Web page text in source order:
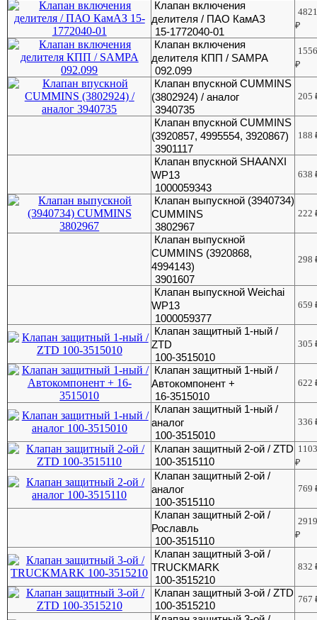
Клапан включения
делителя / ПАО КамАЗ
15-1772040-01
₽
Клапан включения
делителя КПП / SAMPA
092.099
₽
Клапан впускной CUMMINS
(3802924) / аналог
3940735
205
Клапан впускной CUMMINS
(3920857, 4995554, 3920867)
3901117
188
Клапан впускной SHAANXI
WP13
1000059343
638
Клапан выпускной (3940734)
CUMMINS
3802967
222
Клапан выпускной
CUMMINS (3920868,
4994143)
3901607
298
Клапан выпускной Weichai
WP13
1000059377
659
Клапан защитный 1-ный /
ZTD
100-3515010
305
Клапан защитный 1-ный /
Автокомпонент +
16-3515010
622
Клапан защитный 1-ный /
аналог
100-3515010
336
Клапан защитный 2-ой / ZTD
100-3515110
₽
Клапан защитный 2-ой /
аналог
100-3515110
769
Клапан защитный 2-ой /
Рославль
100-3515110
₽
Клапан защитный 3-ой /
TRUCKMARK
100-3515210
832
Клапан защитный 3-ой / ZTD
100-3515210
767